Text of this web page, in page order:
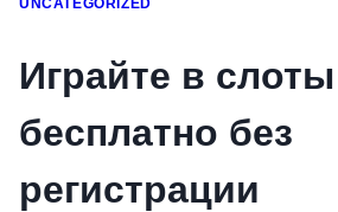
โทรศัพท์มือถือ
อุปกรณ์เสริมโทรศัพท์
สินค้าตามแบรนด์
UNCATEGORIZED
Играйте в слоты
бесплатно без
регистрации